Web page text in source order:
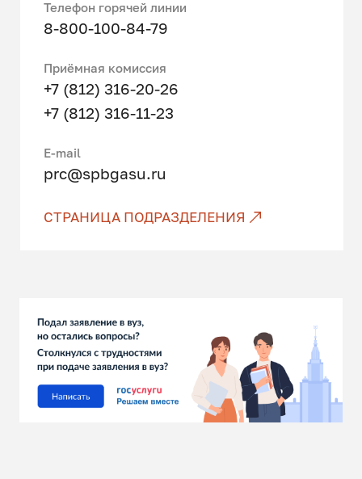
Телефон горячей линии
8-800-100-84-79
Приёмная комиссия
+7 (812) 316-20-26
+7 (812) 316-11-23
E-mail
prc@spbgasu.ru
СТРАНИЦА ПОДРАЗДЕЛЕНИЯ